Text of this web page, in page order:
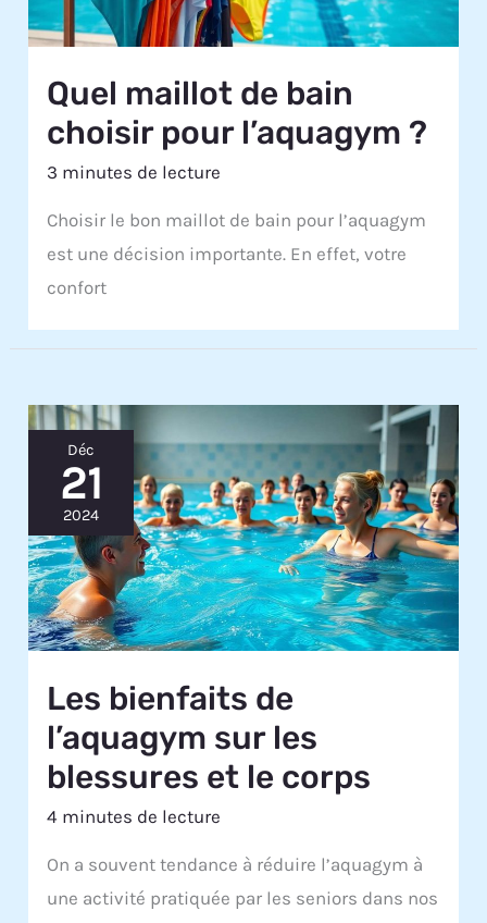
Quel maillot de bain
choisir pour l’aquagym ?
3 minutes de lecture
Choisir le bon maillot de bain pour l’aquagym
est une décision importante. En effet, votre
confort
Déc
21
2024
Les bienfaits de
l’aquagym sur les
blessures et le corps
4 minutes de lecture
On a souvent tendance à réduire l’aquagym à
une activité pratiquée par les seniors dans nos